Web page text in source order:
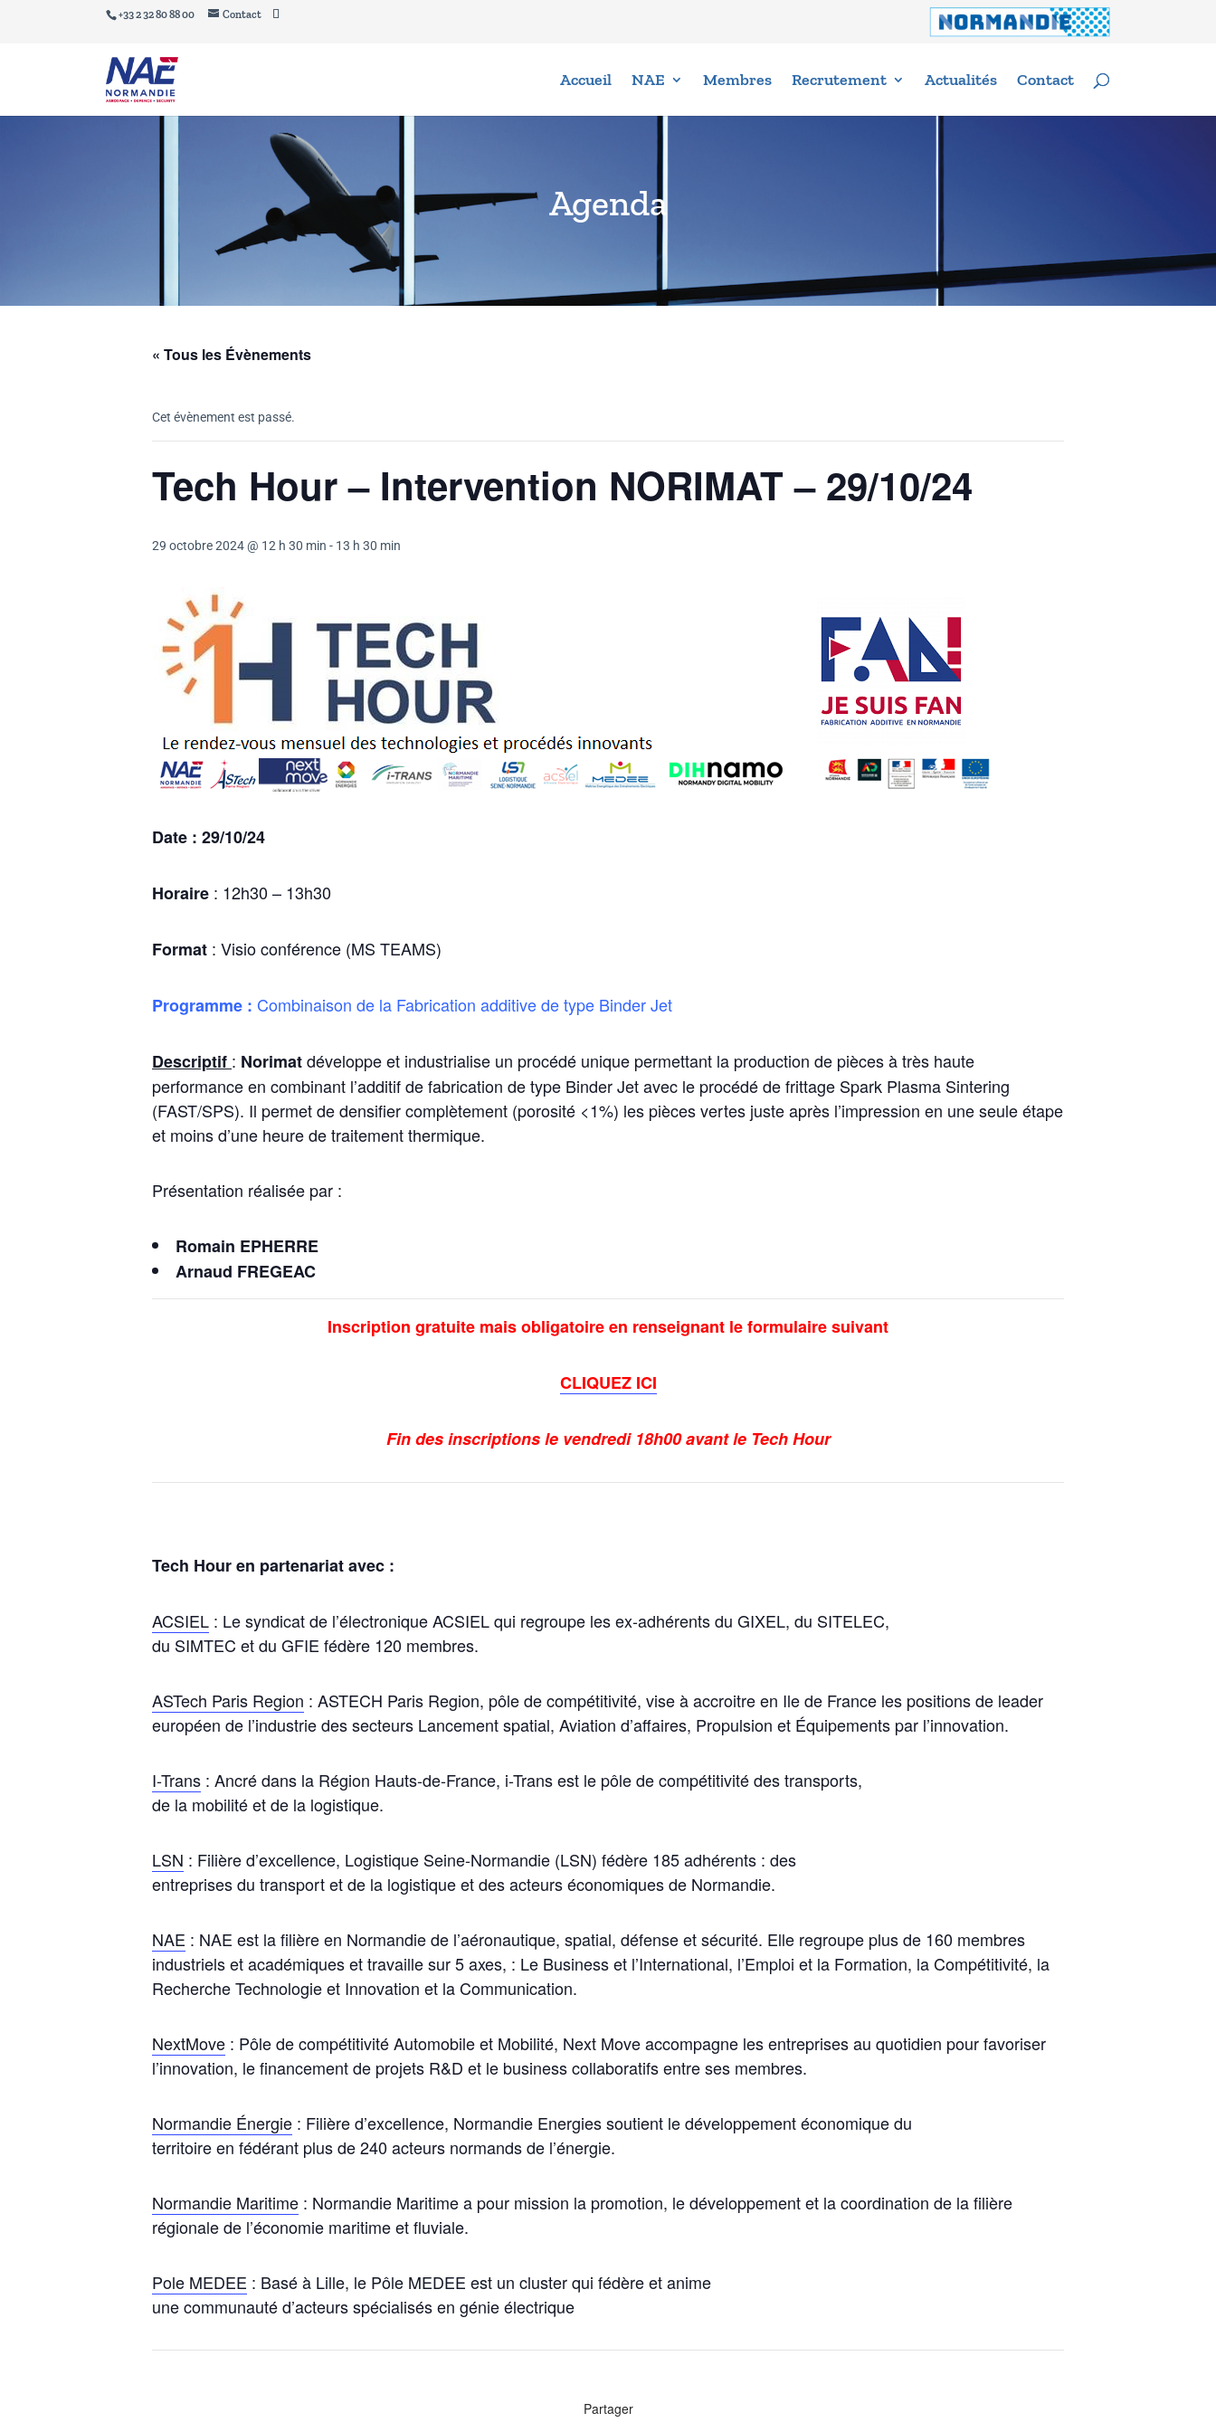
+33 2 32 80 88 00 Contact
Accueil NAE Membres Recrutement Actualités Contact
Agenda
« Tous les Évènements
Cet évènement est passé.
Tech Hour – Intervention NORIMAT – 29/10/24
29 octobre 2024 @ 12 h 30 min - 13 h 30 min
Date : 29/10/24
Horaire : 12h30 – 13h30
Format : Visio conférence (MS TEAMS)
Programme : Combinaison de la Fabrication additive de type Binder Jet
Descriptif : Norimatdéveloppe et industrialise un procédé unique permettant la production de pièces à très haute
performance en combinant l’additif de fabrication de type Binder Jet avec le procédé de frittage Spark Plasma Sintering
(FAST/SPS). Il permet de densifier complètement (porosité <1%) les pièces vertes juste après l’impression en une seule étape
et moins d’une heure de traitement thermique.
Présentation réalisée par :
Romain EPHERRE
Arnaud FREGEAC
Inscription gratuite mais obligatoire en renseignant le formulaire suivant
CLIQUEZ ICI
Fin des inscriptions le vendredi 18h00 avant le Tech Hour
Tech Hour en partenariat avec :
ACSIEL : Le syndicat de l’électronique ACSIEL qui regroupe les ex-adhérents du GIXEL, du SITELEC,
du SIMTEC et du GFIE fédère 120 membres.
ASTech Paris Region : ASTECH Paris Region, pôle de compétitivité, vise à accroitre en Ile de France les positions de leader
européen de l’industrie des secteurs Lancement spatial, Aviation d’affaires, Propulsion et Équipements par l’innovation.
I-Trans : Ancré dans la Région Hauts-de-France, i-Trans est le pôle de compétitivité des transports,
de la mobilité et de la logistique.
LSN : Filière d’excellence, Logistique Seine-Normandie (LSN) fédère 185 adhérents : des
entreprises du transport et de la logistique et des acteurs économiques de Normandie.
NAE : NAE est la filière en Normandie de l’aéronautique, spatial, défense et sécurité. Elle regroupe plus de 160 membres
industriels et académiques et travaille sur 5 axes, : Le Business et l’International, l’Emploi et la Formation, la Compétitivité, la
Recherche Technologie et Innovation et la Communication.
NextMove : Pôle de compétitivité Automobile et Mobilité, Next Move accompagne les entreprises au quotidien pour favoriser
l’innovation, le financement de projets R&D et le business collaboratifs entre ses membres.
Normandie Énergie : Filière d’excellence, Normandie Energies soutient le développement économique du
territoire en fédérant plus de 240 acteurs normands de l’énergie.
Normandie Maritime : Normandie Maritime a pour mission la promotion, le développement et la coordination de la filière
régionale de l’économie maritime et fluviale.
Pole MEDEE : Basé à Lille, le Pôle MEDEE est un cluster qui fédère et anime
une communauté d’acteurs spécialisés en génie électrique
Partager